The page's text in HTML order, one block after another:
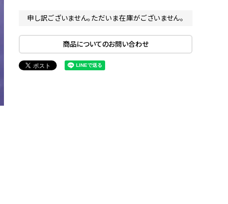
申し訳ございません。ただいま在庫がございません。
商品についてのお問い合わせ